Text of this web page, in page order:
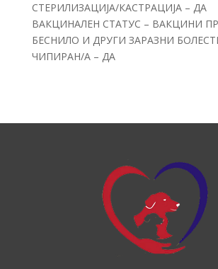
СТЕРИЛИЗАЦИЈА/КАСТРАЦИЈА – ДА
ВАКЦИНАЛЕН СТАТУС – ВАКЦИНИ
БЕСНИЛО И ДРУГИ ЗАРАЗНИ
ЧИПИРАН/А – ДА